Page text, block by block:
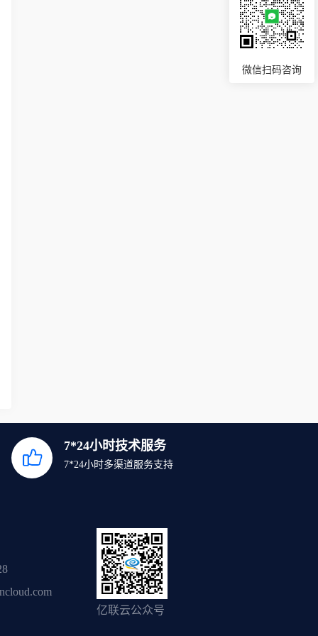
7*24小时技术服务
7*24小时多渠道服务支持
亿联云公众号
微信扫码咨询